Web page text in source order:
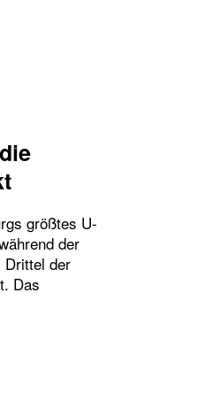
größtes U-
der
Drittel der
Das